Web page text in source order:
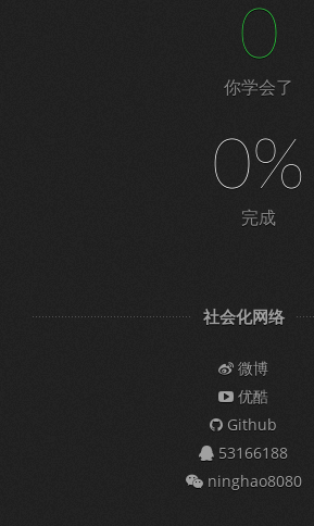
0
你学会了
0%
完成
社会化网络
微博
优酷
Github
53166188
ninghao8080